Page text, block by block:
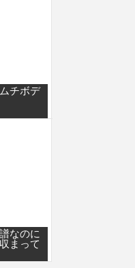
チボデ
なのに
まって